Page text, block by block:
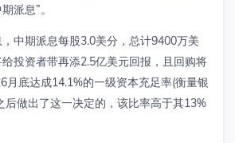
派息”。
中期派息每股3.0美分，总计9400万美
投资者带再添2.5亿美元回报，且回购将
月底达成14.1%的一级资本充足率(衡量银
后做出了这一决定的，该比率高于其13%